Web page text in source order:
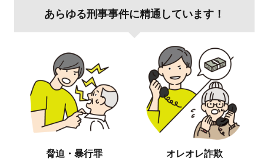
あらゆる刑事事件に精通しています！
脅迫・暴行罪 オレオレ詐欺